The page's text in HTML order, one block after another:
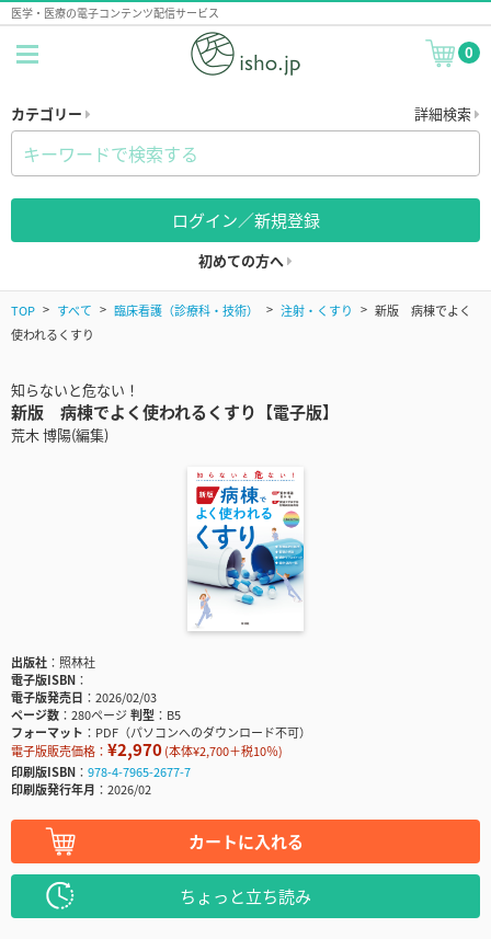
医学・医療の電子コンテンツ配信サービス
0
カテゴリー 詳細検索
ログイン／新規登録
初めての方へ
TOP すべて 臨床看護（診療科・技術） 注射・くすり
新版 病棟でよく
使われるくすり
知らないと危ない！
新版 病棟でよく使われるくすり【電子版】
荒木 博陽(編集)
出版社
照林社
電子版ISBN
電子版発売日
2026/02/03
ページ数
280ページ判型
B5
フォーマット
PDF（パソコンへのダウンロード不可）
電子版販売価格： ¥2,970(本体¥2,700＋税10％)
印刷版ISBN
978-4-7965-2677-7
印刷版発行年月
2026/02
カートに入れる
ちょっと立ち読み